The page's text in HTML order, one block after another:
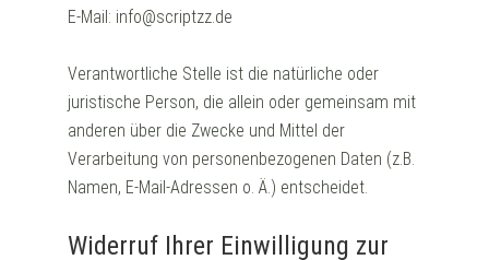
E-Mail: info@scriptzz.de
Verantwortliche Stelle ist die natürliche oder
juristische Person, die allein oder gemeinsam mit
anderen über die Zwecke und Mittel der
Verarbeitung von personenbezogenen Daten (z.B.
Namen, E-Mail-Adressen o. Ä.) entscheidet.
Widerruf Ihrer Einwilligung zur